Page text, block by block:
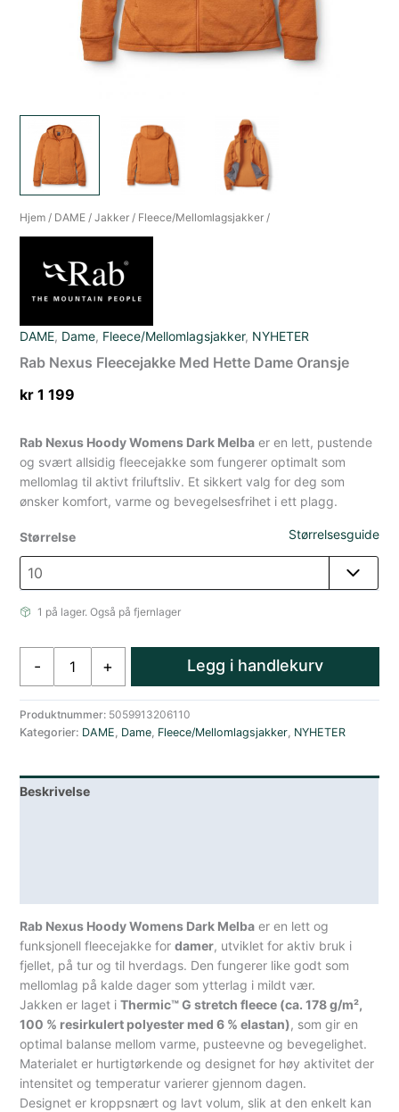
Hjem / DAME /Jakker / Fleece/Mellomlagsjakker /
DAME, Dame, Fleece/Mellomlagsjakker, NYHETER
Rab Nexus Fleecejakke Med Hette Dame Oransje
kr 1 199
Rab Nexus Hoody Womens Dark Melba er en lett, pustende
og svært allsidig fleecejakke som fungerer optimalt som
mellomlag til aktivt friluftsliv. Et sikkert valg for deg som
ønsker komfort, varme og bevegelsesfrihet i ett plagg.
Størrelsesguide
Størrelse
1 på lager. Også på fjernlager
-
Med
Hette
Oransje
antall
+ Legg i handlekurv
Produktnummer: 5059913206110
Kategorier: DAME, Dame, Fleece/Mellomlagsjakker, NYHETER
Beskrivelse
Rab Nexus Hoody Womens Dark Melba er en lett og
funksjonell fleecejakke fordamer, utviklet for aktiv bruk i
fjellet, på tur og til hverdags. Den fungerer like godt som
mellomlag på kalde dager som ytterlag i mildt vær.
Jakken er laget iThermic™ G stretch fleece (ca. 178 g/m²,
100 % resirkulert polyester med 6 % elastan), som gir en
optimal balanse mellom varme, pusteevne og bevegelighet.
Materialet er hurtigtørkende og designet for høy aktivitet der
intensitet og temperatur varierer gjennom dagen.
Designet er kroppsnært og lavt volum, slik at den enkelt kan